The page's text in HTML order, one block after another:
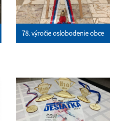
78. výročie oslobodenie obce